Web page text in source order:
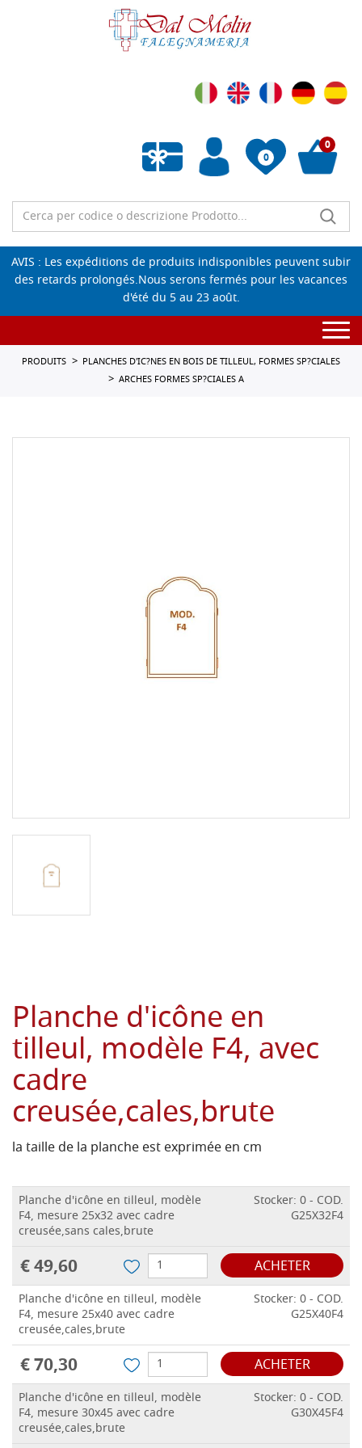
0
Liste de souhaits vide
0
AVIS : Les expéditions de produits indisponibles peuvent subir
des retards prolongés.Nous serons fermés pour les vacances
d'été du 5 au 23 août.
PRODUITS
PLANCHES D'IC?NES EN BOIS DE TILLEUL, FORMES SP?CIALES
ARCHES FORMES SP?CIALES A
Planche d'icône en
tilleul, modèle F4, avec
cadre
creusée,cales,brute
la taille de la planche est exprimée en cm
Planche d'icône en tilleul, modèle
F4, mesure 25x32 avec cadre
creusée,sans cales,brute
Stocker: 0 - COD.
G25X32F4
€ 49,60 ACHETER
Planche d'icône en tilleul, modèle
F4, mesure 25x40 avec cadre
creusée,cales,brute
Stocker: 0 - COD.
G25X40F4
€ 70,30 ACHETER
Planche d'icône en tilleul, modèle
F4, mesure 30x45 avec cadre
creusée,cales,brute
Stocker: 0 - COD.
G30X45F4